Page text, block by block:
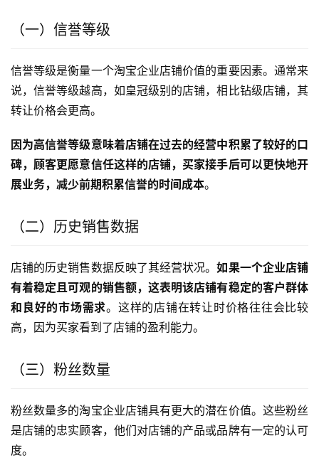
（一）信誉等级
信誉等级是衡量一个淘宝企业店铺价值的重要因素。通常来
说，信誉等级越高，如皇冠级别的店铺，相比钻级店铺，其
转让价格会更高。
因为高信誉等级意味着店铺在过去的经营中积累了较好的口
碑，顾客更愿意信任这样的店铺，买家接手后可以更快地开
展业务，减少前期积累信誉的时间成本。
（二）历史销售数据
店铺的历史销售数据反映了其经营状况。如果一个企业店铺
有着稳定且可观的销售额，这表明该店铺有稳定的客户群体
和良好的市场需求。这样的店铺在转让时价格往往会比较
高，因为买家看到了店铺的盈利能力。
（三）粉丝数量
粉丝数量多的淘宝企业店铺具有更大的潜在价值。这些粉丝
是店铺的忠实顾客，他们对店铺的产品或品牌有一定的认可
度。